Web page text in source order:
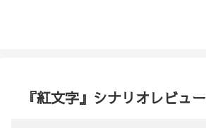
『紅文字』シナリオレビュー